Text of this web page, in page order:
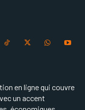
en ligne qui couvre
un accent